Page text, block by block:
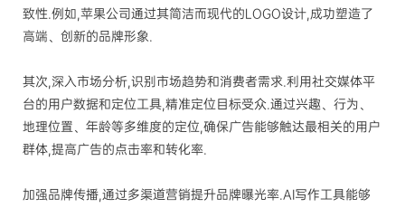
致性.例如,苹果公司通过其简洁而现代的LOGO设计,成功塑造了
高端、创新的品牌形象.
其次,深入市场分析,识别市场趋势和消费者需求.利用社交媒体平
台的用户数据和定位工具,精准定位目标受众.通过兴趣、行为、
地理位置、年龄等多维度的定位,确保广告能够触达最相关的用户
群体,提高广告的点击率和转化率.
加强品牌传播,通过多渠道营销提升品牌曝光率.AI写作工具能够